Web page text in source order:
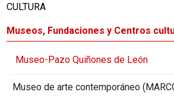
CULTURA
Museos, Fundaciones y Centros
Museo-Pazo Quiñones de León
Museo de arte contemporáneo